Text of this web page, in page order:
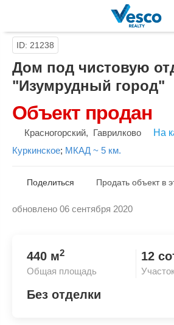
ID: 21238
Дом под чистовую
"Изумрудный город"
Объект продан
Красногорский, Гаврилково
На
Куркинское; МКАД ~ 5 км.
обновлено 06 сентября 2020
Поделиться Продать объект в
440 м2
Общая площадь
12
Участок
Без отделки